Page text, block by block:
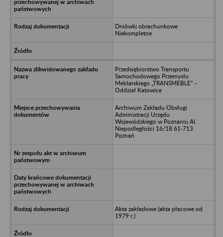
Dniówki obrachunkowe
Niekompletne
Przedsiębiorstwo Transportu
Samochodowego Przemysłu
Meblarskiego „TRANSMEBLE” –
Oddział Katowice
Archiwum Zakładu Obsługi
Administracji Urzędu
Wojewódzkiego w Poznaniu Al.
Niepodległości 16/18 61-713
Poznań
Akta zakładowe (akta płacowe od
1979 r.)